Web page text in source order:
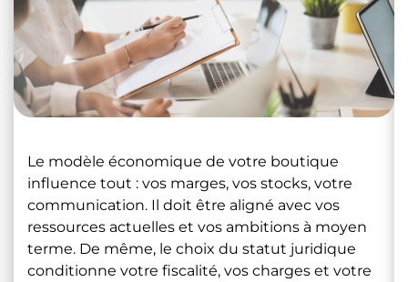
Le modèle économique de votre boutique
influence tout : vos marges, vos stocks, votre
communication. Il doit être aligné avec vos
ressources actuelles et vos ambitions à moyen
terme. De même, le choix du statut juridique
conditionne votre fiscalité, vos charges et votre